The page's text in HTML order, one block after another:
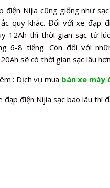
điện Nijia cũng giống như
quy khác. Đối với xe đạp
12Ah thì thời gian sạc từ
6-8 tiếng. Còn đối với
sẽ có thời gian sạc lâu
: Dịch vụ mua bán xe máy